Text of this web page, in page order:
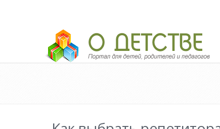
Педагогический портал «О детстве»